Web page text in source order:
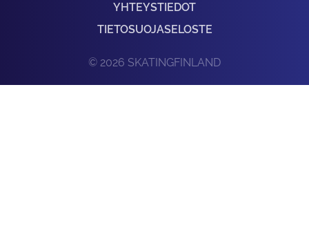
YHTEYSTIEDOT
TIETOSUOJASELOSTE
© 2026 SKATINGFINLAND